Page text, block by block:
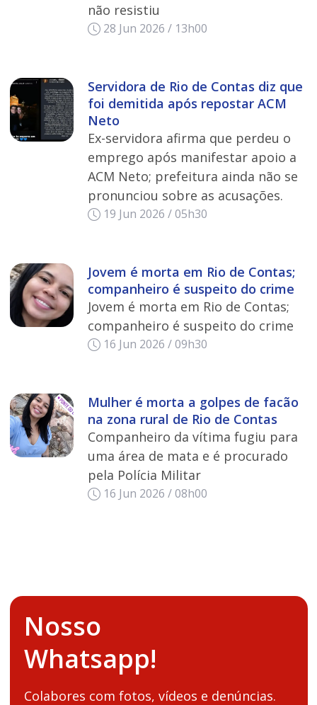
não resistiu
28 Jun 2026 / 13h00
Servidora de Rio de Contas diz que
foi demitida após repostar ACM
Neto
Ex-servidora afirma que perdeu o
emprego após manifestar apoio a
ACM Neto; prefeitura ainda não se
pronunciou sobre as acusações.
19 Jun 2026 / 05h30
Jovem é morta em Rio de Contas;
companheiro é suspeito do crime
Jovem é morta em Rio de Contas;
companheiro é suspeito do crime
16 Jun 2026 / 09h30
Mulher é morta a golpes de facão
na zona rural de Rio de Contas
Companheiro da vítima fugiu para
uma área de mata e é procurado
pela Polícia Militar
16 Jun 2026 / 08h00
Nosso
Whatsapp!
Colabores com fotos, vídeos e denúncias.